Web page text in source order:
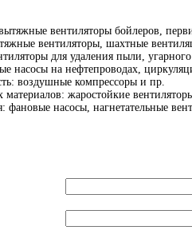
вентиляторы бойлеров,
вентиляторы, шахтные
для удаления пыли,
насосы на нефтепроводах,
воздушные компрессоры и пр.
материалов: жаростойкие
фановые насосы, нагнетательные